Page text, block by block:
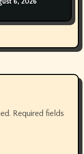
6, 2026
Required fields